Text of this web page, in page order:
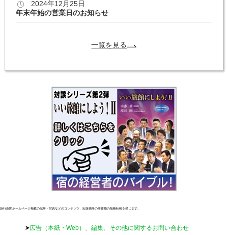
2024年12月25日
年末年始の営業日のお知らせ
一覧を見る
旅行新聞ホームページ掲載の記事・写真などのコンテンツ、出版物等の著作物の無断転載を禁じます。
広告（本紙・Web）、編集、その他に関するお問い合わせ